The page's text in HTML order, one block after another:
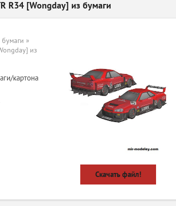
R34 [Wongday] из бумаги
бумаги »
из
картона
Скачать файл!